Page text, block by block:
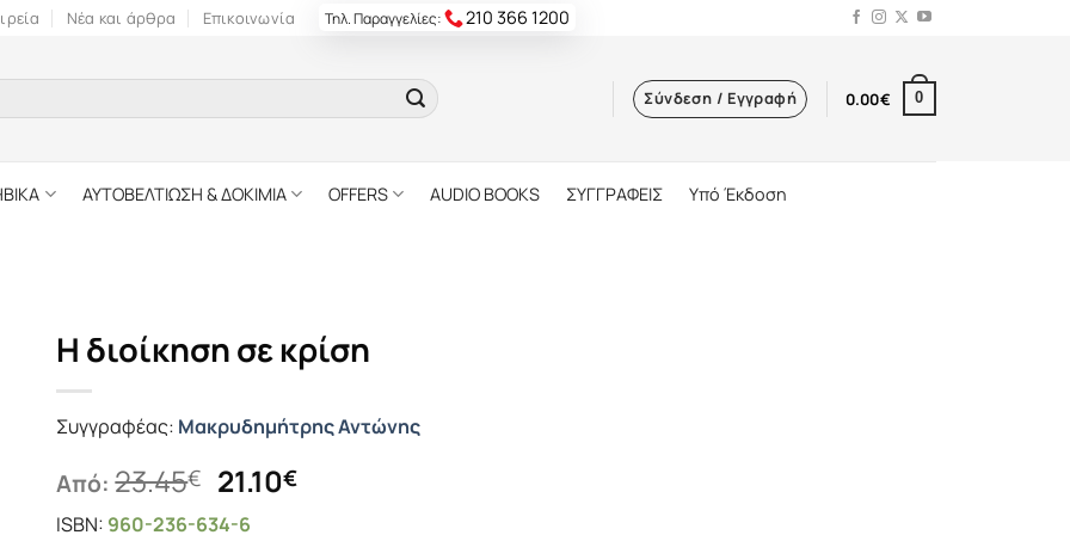
Νέα και άρθρα Επικοινωνία Τηλ. Παραγγελίες: 210 366 1200
Σύνδεση / Εγγραφή 0.00€ 0
ΑΥΤΟΒΕΛΤΙΩΣΗ & ΔΟΚΙΜΙΑ OFFERS AUDIO BOOKS ΣΥΓΓΡΑΦΕΙΣ Υπό Έκδοση
Η διοίκηση σε κρίση
Συγγραφέας: Μακρυδημήτρης Αντώνης
Από:23.45€ Original
price
21.10€Η
ISBN: 960-236-634-6